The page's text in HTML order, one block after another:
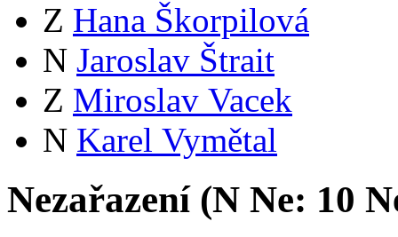
Z Hana Škorpilová
N Jaroslav Štrait
Z Miroslav Vacek
N Karel Vymětal
Nezařazení (N Ne: 10